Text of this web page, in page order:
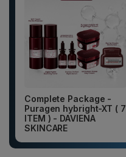
Complete Package -
Puragen hybright-XT ( 7
ITEM ) - DAVIENA
SKINCARE